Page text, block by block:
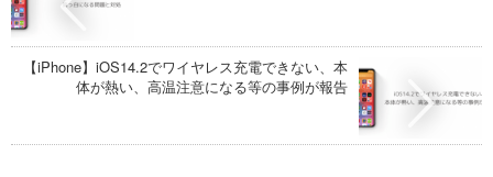
【iPhone】iOS14.2でワイヤレス充電できない、本
体が熱い、高温注意になる等の事例が報告